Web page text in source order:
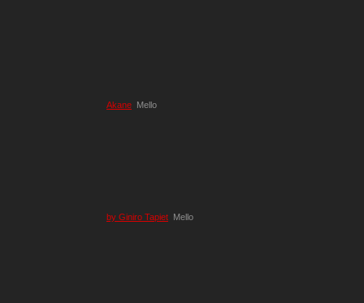
Akane Mello
by Giniro Tapiet Mello